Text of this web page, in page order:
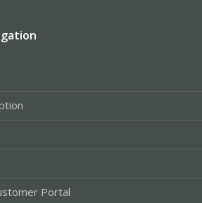
Portal